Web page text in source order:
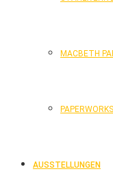
MACBETH
PAPERWORKS
AUSSTELLUNGEN